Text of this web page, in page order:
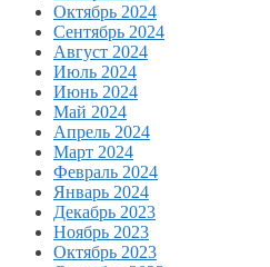
Октябрь 2024
Сентябрь 2024
Август 2024
Июль 2024
Июнь 2024
Май 2024
Апрель 2024
Март 2024
Февраль 2024
Январь 2024
Декабрь 2023
Ноябрь 2023
Октябрь 2023